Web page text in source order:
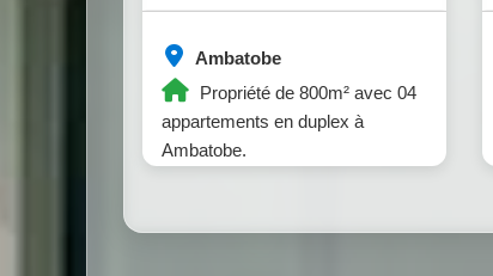
Ambatobe
Propriété de 800m² avec 04
appartements en duplex à
Ambatobe.